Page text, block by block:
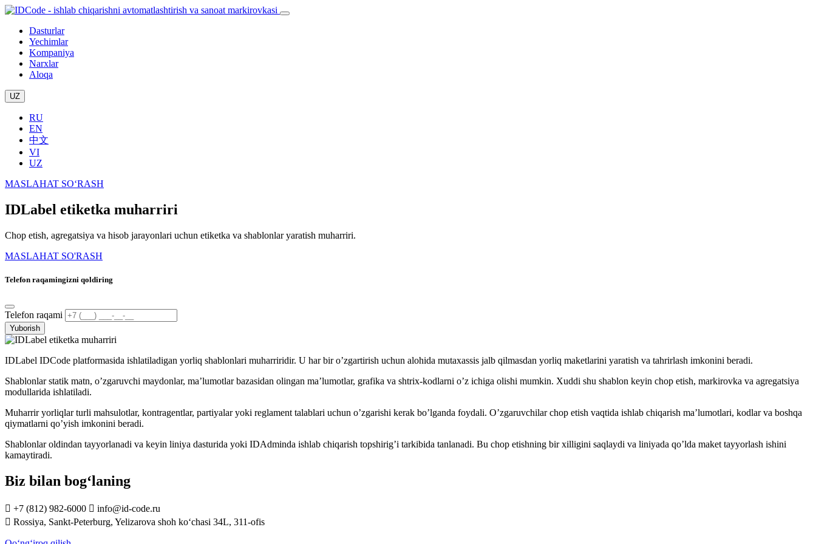
Dasturlar
Yechimlar
Kompaniya
Narxlar
Aloqa
UZ
RU
EN
中文
VI
UZ
MASLAHAT SO‘RASH
IDLabel etiketka muharriri
Chop etish, agregatsiya va hisob jarayonlari uchun etiketka va shablonlar yaratish muharriri.
MASLAHAT SO'RASH
Telefon raqamingizni qoldiring
Telefon raqami
Yuborish
IDLabel IDCode platformasida ishlatiladigan yorliq shablonlari muharriridir. U har bir oʼzgartirish uchun alohida mutaxassis jalb qilmasdan yorliq maketlarini yaratish va tahrirlash imkonini beradi.
Shablonlar statik matn, oʼzgaruvchi maydonlar, maʼlumotlar bazasidan olingan maʼlumotlar, grafika va shtrix-kodlarni oʼz ichiga olishi mumkin. Xuddi shu shablon keyin chop etish, markirovka va agregatsiya
modullarida ishlatiladi.
Muharrir yorliqlar turli mahsulotlar, kontragentlar, partiyalar yoki reglament talablari uchun oʼzgarishi kerak boʼlganda foydali. Oʼzgaruvchilar chop etish vaqtida ishlab chiqarish maʼlumotlari, kodlar va boshqa
qiymatlarni qoʼyish imkonini beradi.
Shablonlar oldindan tayyorlanadi va keyin liniya dasturida yoki IDAdminda ishlab chiqarish topshirigʼi tarkibida tanlanadi. Bu chop etishning bir xilligini saqlaydi va liniyada qoʼlda maket tayyorlash ishini
kamaytiradi.
Biz bilan bog‘laning
 +7 (812) 982-6000  info@id-code.ru
 Rossiya, Sankt-Peterburg, Yelizarova shoh ko‘chasi 34L, 311-ofis